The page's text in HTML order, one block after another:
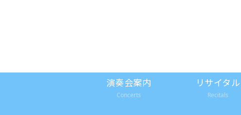
演奏会案内
Concerts
リサイタル
Recitals